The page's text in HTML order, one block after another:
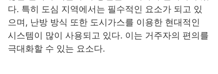
다. 특히 도심 지역에서는 필수적인 요소가 되고 있
으며, 난방 방식 또한 도시가스를 이용한 현대적인
시스템이 많이 사용되고 있다. 이는 거주자의 편의를
극대화할 수 있는 요소다.